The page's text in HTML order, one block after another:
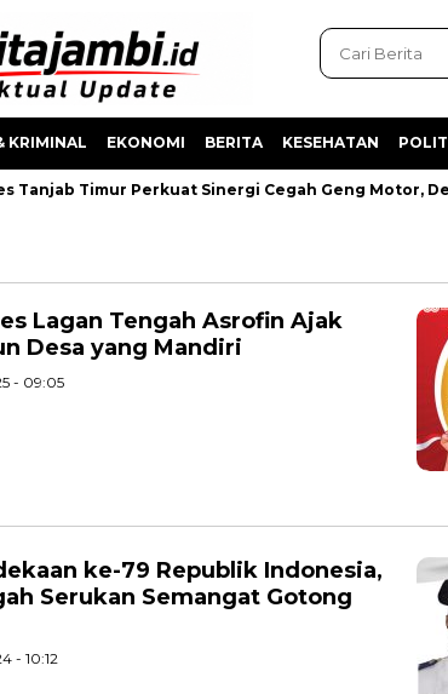
KRIMINAL EKONOMI BERITA KESEHATAN
Tanjab Timur Perkuat Sinergi Cegah Geng Motor,
Lagan Tengah Asrofin Ajak
Desa yang Mandiri
- 09:05
ke-79 Republik Indonesia,
Serukan Semangat Gotong
- 10:12